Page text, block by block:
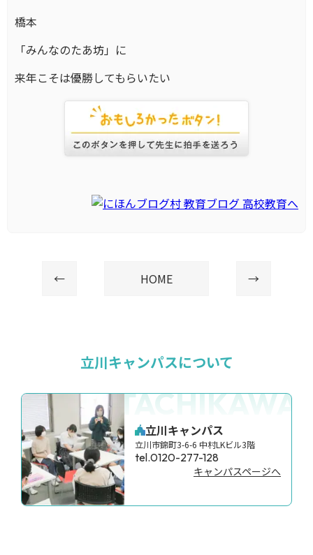
橋本
「みんなのたあ坊」に
来年こそは優勝してもらいたい
← HOME →
立川キャンパスについて
TACHIKAWA
立川キャンパス
立川市錦町3-6-6 中村LKビル3階
tel.0120-277-128
キャンパスページへ